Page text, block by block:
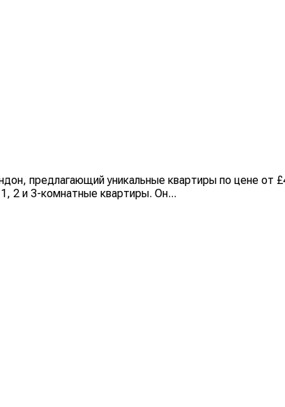
предлагающий уникальные квартиры по цене от
2 и 3-комнатные квартиры. Он...